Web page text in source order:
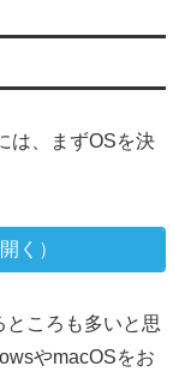
は、まずOSを決
く）
ころも多いと思
やmacOSをお